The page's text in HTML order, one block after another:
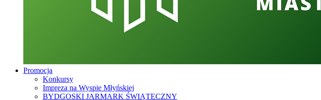
Promocja
Konkursy
Impreza na Wyspie Młyńskiej
BYDGOSKI JARMARK ŚWIĄTECZNY